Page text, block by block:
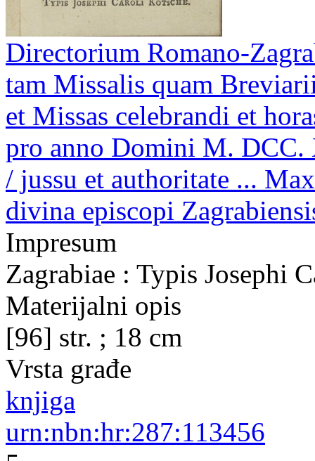
Directorium Romano-
tam Missalis quam
et Missas celebrandi et
pro anno Domini M. DCC.
/ jussu et authoritate ...
divina episcopi
Impresum
Zagrabiae : Typis Josephi
Materijalni opis
[96] str. ; 18 cm
Vrsta građe
knjiga
urn:nbn:hr:287:113456